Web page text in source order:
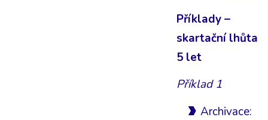
Příklady –
skartační lhůta
5 let
Příklad 1
Archivace: